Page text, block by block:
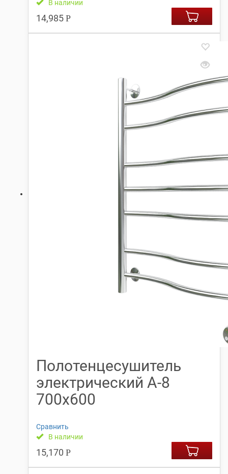
В наличии
14,985 Р
Полотенцесушитель
электрический А-8
700х600
Сравнить
В наличии
15,170 Р